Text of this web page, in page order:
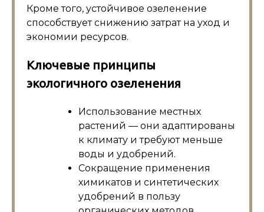
Кроме того, устойчивое озеленение
способствует снижению затрат на уход и
экономии ресурсов.
Ключевые принципы
экологичного озеленения
Использование местных
растений — они адаптированы
к климату и требуют меньше
воды и удобрений.
Сокращение применения
химикатов и синтетических
удобрений в пользу